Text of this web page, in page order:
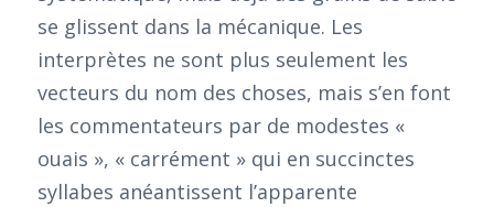
se glissent dans la mécanique. Les
interprètes ne sont plus seulement les
vecteurs du nom des choses, mais s’en font
les commentateurs par de modestes «
ouais », « carrément » qui en succinctes
syllabes anéantissent l’apparente